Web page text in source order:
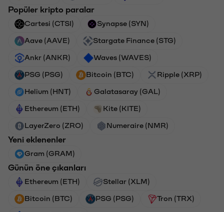
Popüler kripto paralar
Cartesi (CTSI) Synapse (SYN)
Aave (AAVE) Stargate Finance (STG)
Ankr (ANKR) Waves (WAVES)
PSG (PSG) Bitcoin (BTC) Ripple (XRP)
Helium (HNT) Galatasaray (GAL)
Ethereum (ETH) Kite (KITE)
LayerZero (ZRO) Numeraire (NMR)
Yeni eklenenler
Gram (GRAM)
Günün öne çıkanları
Ethereum (ETH) Stellar (XLM)
Bitcoin (BTC) PSG (PSG) Tron (TRX)